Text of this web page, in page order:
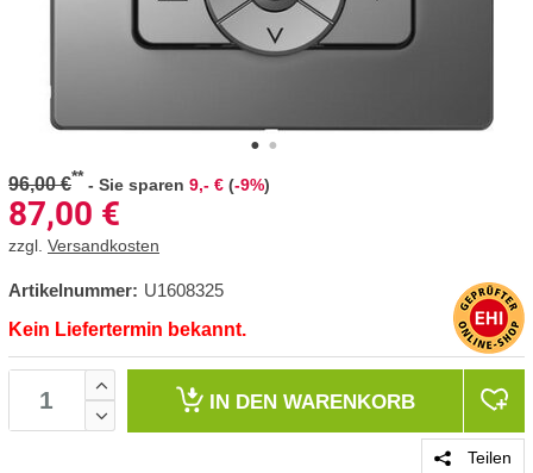
96,00 €** - Sie sparen 9,- € (-9%)
87,00 €
zzgl. Versandkosten
Artikelnummer: U1608325
Kein Liefertermin bekannt.
IN DEN WARENKORB
Teilen